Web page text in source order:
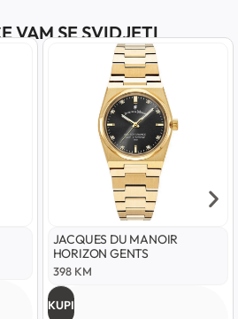
VAM SE SVIDJETI
JACQUES DU MANOIR
HORIZON GENTS
398 KM
KUPI